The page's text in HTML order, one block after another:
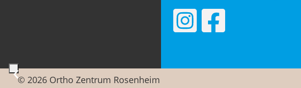
‹© 2026 Ortho Zentrum Rosenheim